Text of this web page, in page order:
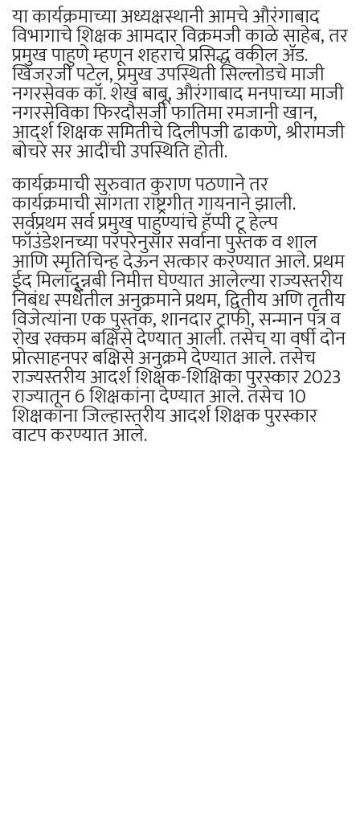
या कार्यक्रमाच्या अध्यक्षस्थानी आमचे औरंगाबाद
विभागाचे शिक्षक आमदार विक्रमजी काळे साहेब, तर
प्रमुख पाहुणे म्हणून शहराचे प्रसिद्ध वकील ॲड.
खिजरजी पटेल, प्रमुख उपस्थिती सिल्लोडचे माजी
नगरसेवक कॉ. शेख बाबू, औरंगाबाद मनपाच्या माजी
नगरसेविका फिरदौसजी फातिमा रमजानी खान,
आदर्श शिक्षक समितीचे दिलीपजी ढाकणे, श्रीरामजी
बोचरे सर आदींची उपस्थिति होती.
कार्यक्रमाची सुरुवात कुराण पठणाने तर
कार्यक्रमाची सांगता राष्ट्रगीत गायनाने झाली.
सर्वप्रथम सर्व प्रमुख पाहुण्यांचे हॅप्पी टू हेल्प
फॉउंडेशनच्या परंपरेनुसार सर्वाना पुस्तक व शाल
आणि स्मृतिचिन्ह देऊन सत्कार करण्यात आले. प्रथम
ईद मिलादून्नबी निमीत्त घेण्यात आलेल्या राज्यस्तरीय
निबंध स्पर्धेतील अनुक्रमाने प्रथम, द्वितीय अणि तृतीय
विजेत्यांना एक पुस्तक, शानदार ट्राफी, सन्मान पत्र व
रोख रक्कम बक्षिसे देण्यात आली. तसेच या वर्षी दोन
प्रोत्साहनपर बक्षिसे अनुक्रमे देण्यात आले. तसेच
राज्यस्तरीय आदर्श शिक्षक-शिक्षिका पुरस्कार 2023
राज्यातून 6 शिक्षकांना देण्यात आले. तसेच 10
शिक्षकांना जिल्हास्तरीय आदर्श शिक्षक पुरस्कार
वाटप करण्यात आले.